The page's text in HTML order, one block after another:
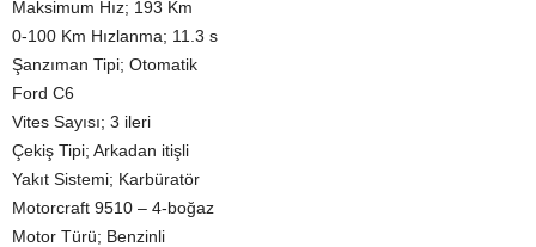
Maksimum Hız; 193 Km
0-100 Km Hızlanma; 11.3 s
Şanzıman Tipi; Otomatik
Ford C6
Vites Sayısı; 3 ileri
Çekiş Tipi; Arkadan itişli
Yakıt Sistemi; Karbüratör
Motorcraft 9510 – 4-boğaz
Motor Türü; Benzinli